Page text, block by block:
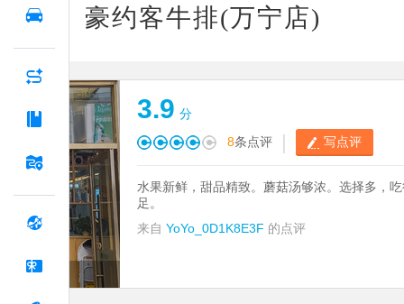
豪约客牛排(万宁店)
3.9 分
8条点评 | 写点评
水果新鲜，甜品精致。蘑菇汤够浓。选择多，
足。
来自 YoYo_0D1K8E3F 的点评